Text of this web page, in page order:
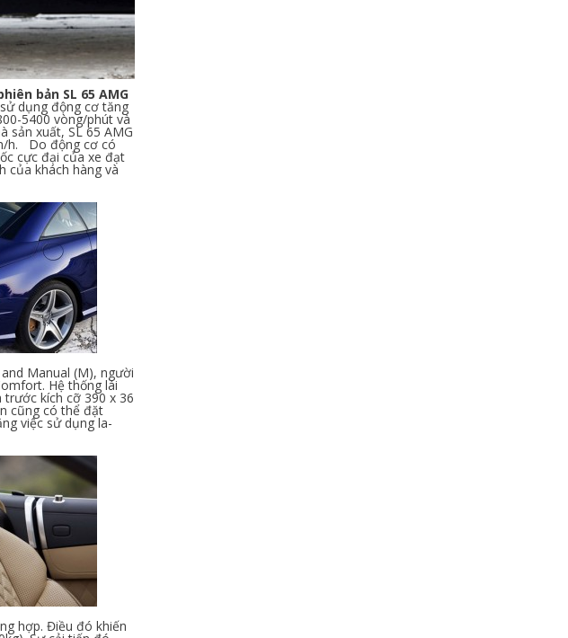
bản SL 65 AMG
dụng động cơ tăng
5400 vòng/phút và
sản xuất, SL 65 AMG
h. Do động cơ có
cực đại của xe đạt
của khách hàng và
Manual (M), người
Hệ thống lái
kích cỡ 390 x 36
cũng có thể đặt
việc sử dụng la-
hợp. Điều đó khiến